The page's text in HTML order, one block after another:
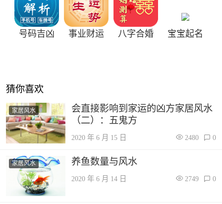
号码吉凶 事业财运 八字合婚 宝宝起名
猜你喜欢
家居风水
会直接影响到家运的凶方家居风水
（二）：五鬼方
2020 年 6 月 15 日 2480 0
家居风水 养鱼数量与风水
2020 年 6 月 14 日 2749 0